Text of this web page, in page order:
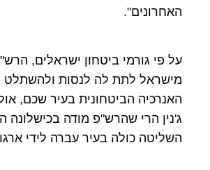
האחרונים".
על פי גורמי ביטחון ישראלים,
מישראל לתת לה לנסות
האנרכיה הביטחונית בעיר שכם,
ג'נין הרי שהרש"פ מודה בכישלונה
השליטה כולה בעיר עברה לידי